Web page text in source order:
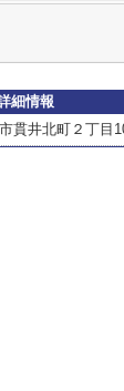
細情報
貫井北町２丁目